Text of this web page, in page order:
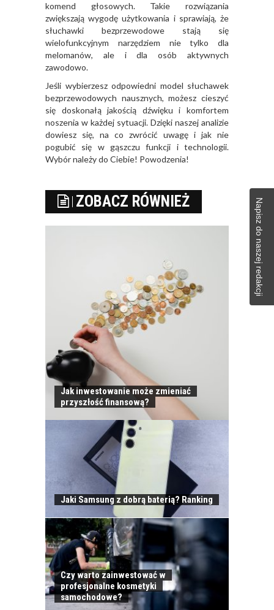
komend głosowych. Takie rozwiązania
zwiększają wygodę użytkowania i sprawiają, że
słuchawki bezprzewodowe stają się
wielofunkcyjnym narzędziem nie tylko dla
melomanów, ale i dla osób aktywnych
zawodowo.
Jeśli wybierzesz odpowiedni model słuchawek
bezprzewodowych nausznych, możesz cieszyć
się doskonałą jakością dźwięku i komfortem
noszenia w każdej sytuacji. Dzięki naszej analizie
dowiesz się, na co zwrócić uwagę i jak nie
pogubić się w gąszczu funkcji i technologii.
Wybór należy do Ciebie! Powodzenia!
ZOBACZ RÓWNIEŻ
Jak inwestowanie może zmieniać
przyszłość finansową?
Jaki Samsung z dobrą baterią? Ranking
Czy warto zainwestować w
profesjonalne kosmetyki
samochodowe?
Napisz do naszej redakcji